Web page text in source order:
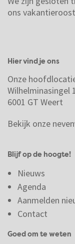
ons
Hier vind je ons
Onze
Wilhelminasingel
6001 GT Weert
Bekijk onze
Blijf op de hoogte!
Nieuws
Agenda
Aanmelden
Contact
Goed om te weten